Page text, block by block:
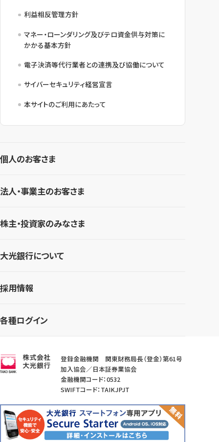
利益相反管理方針
マネー・ローンダリング及びテロ資金供与対策に
かかる基本方針
電子決済等代行業者との連携及び協働について
サイバーセキュリティ経営宣言
本サイトのご利用にあたって
個人のお客さま
法人・事業主のお客さま
株主・投資家のみなさま
大光銀行について
採用情報
各種ログイン
登録金融機関 関東財務局長（登金）第61号
加入協会／日本証券業協会
金融機関コード：0532
SWIFTコード：TAIKJPJT